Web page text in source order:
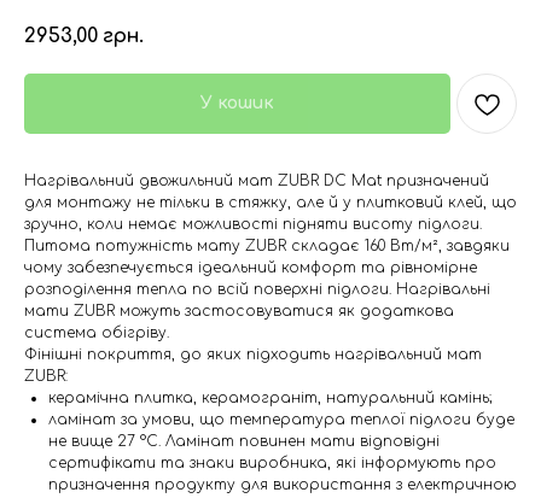
2953,00 грн.
У кошик
Нагрівальний двожильний мат ZUBR DC Mat призначений
для монтажу не тільки в стяжку, але й у плитковий клей, що
зручно, коли немає можливості підняти висоту підлоги.
Питома потужність мату ZUBR складає 160 Вт/м², завдяки
чому забезпечується ідеальний комфорт та рівномірне
розподілення тепла по всій поверхні підлоги. Нагрівальні
мати ZUBR можуть застосовуватися як додаткова
система обігріву.
Фінішні покриття, до яких підходить нагрівальний мат
ZUBR:
керамічна плитка, керамограніт, натуральний камінь;
ламінат за умови, що температура теплої підлоги буде
не вище 27 °C. Ламінат повинен мати відповідні
сертифікати та знаки виробника, які інформують про
призначення продукту для використання з електричною